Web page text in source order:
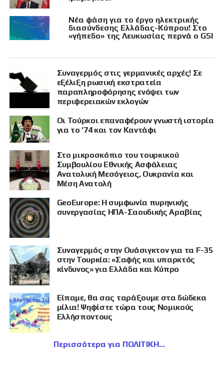
Νέα φάση για το έργο ηλεκτρικής
διασύνδεσης Ελλάδας-Κύπρου! Στο
«γήπεδο» της Λευκωσίας περνά ο GSI
Συναγερμός στις γερμανικές αρχές! Σε
εξέλιξη ρωσική εκστρατεία
παραπληροφόρησης ενόψει των
περιφερειακών εκλογών
Οι Τούρκοι επαναφέρουν γνωστή ιστορία
για το ’74 και τον Καντάφι
Στο μικροσκόπιο του τουρκικού
Συμβουλίου Εθνικής Ασφάλειας
Ανατολική Μεσόγειος, Ουκρανία και
Μέση Ανατολή
GeoEurope: Η συμφωνία πυρηνικής
συνεργασίας ΗΠΑ-Σαουδικής Αραβίας
Συναγερμός στην Ουάσιγκτον για τα F-35
στην Τουρκία: «Σαφής και υπαρκτός
κίνδυνος» για Ελλάδα και Κύπρο
Είπαμε, θα σας ταράξουμε στα δώδεκα
μίλια! Ψηφίστε τώρα τους Νομικούς
Ελλήσποντους
Περισσότερα για ΠΟΛΙΤΙΚΗ